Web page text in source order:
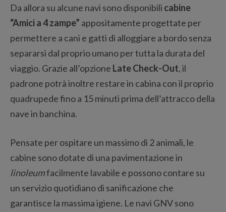
Da allora su alcune navi sono disponibili cabine
“Amici a 4 zampe” appositamente progettate per
permettere a cani e gatti di alloggiare a bordo senza
separarsi dal proprio umano per tutta la durata del
viaggio. Grazie all’opzione Late Check-Out, il
padrone potrà inoltre restare in cabina con il proprio
quadrupede fino a 15 minuti prima dell’attracco della
nave in banchina.
Pensate per ospitare un massimo di 2 animali, le
cabine sono dotate di una pavimentazione in
linoleumfacilmente lavabile e possono contare su
un servizio quotidiano di sanificazione che
garantisce la massima igiene. Le navi GNV sono